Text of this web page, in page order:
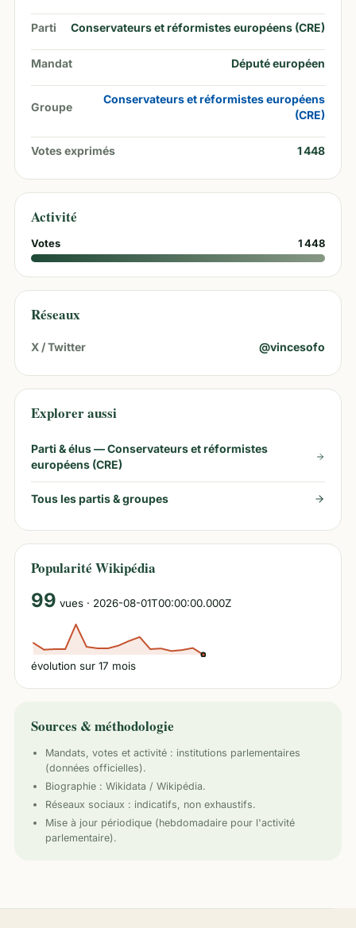
Parti Conservateurs et réformistes européens (CRE)
Mandat Député européen
Groupe
Conservateurs et réformistes européens
(CRE)
Votes exprimés 1 448
Activité
Votes 1 448
Réseaux
X / Twitter @vincesofo
Explorer aussi
Parti & élus —Conservateurs et réformistes
européens (CRE)
Tous les partis & groupes
Popularité Wikipédia
99 vues · 2026-08-01T00:00:00.000Z
évolution sur 17 mois
Sources & méthodologie
Mandats, votes et activité : institutions parlementaires
(données officielles).
Biographie : Wikidata / Wikipédia.
Réseaux sociaux : indicatifs, non exhaustifs.
Mise à jour périodique (hebdomadaire pour l'activité
parlementaire).